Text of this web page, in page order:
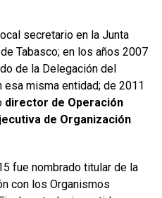
secretario en la Junta
Tabasco; en los años 2007
de la Delegación del
esa misma entidad; de 2011
director de Operación
de Organización
fue nombrado titular de la
con los Organismos